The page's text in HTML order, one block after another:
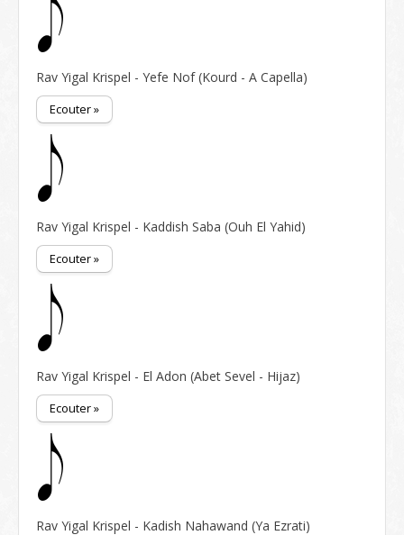
Rav Yigal Krispel - Yefe Nof (Kourd - A Capella)
Ecouter »
Rav Yigal Krispel - Kaddish Saba (Ouh El Yahid)
Ecouter »
Rav Yigal Krispel - El Adon (Abet Sevel - Hijaz)
Ecouter »
Rav Yigal Krispel - Kadish Nahawand (Ya Ezrati)